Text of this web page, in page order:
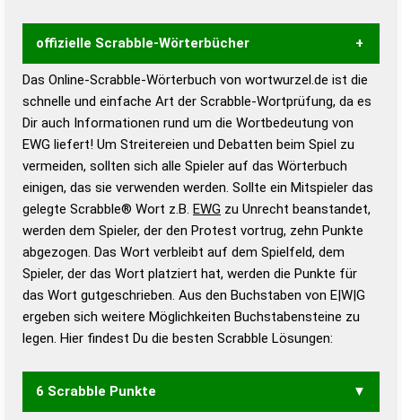
offizielle Scrabble-Wörterbücher
Wortwurzel liefert mit Hilfe eines semantischen
Wortanalyse-Algorithmus gute Anhaltspunkte zu
Wortbedeutung, Worttrennung und Wortform, um die
Gültigkeit eines Wortes für das Scrabble-Spiel zu
bestimmen!
zugelassene Turnier Scrabble-
Wörterbücher sind:
Duden – Standardwerk in 12 Bänden
Duden – Richtiges und gutes
Deutsch
Duden – Die deutsche Grammatik
Duden – Deutsches
Universalwörterbuch
Das Online-Scrabble-Wörterbuch von wortwurzel.de ist die
schnelle und einfache Art der Scrabble-Wortprüfung, da es
Dir auch Informationen rund um die Wortbedeutung von
EWG liefert! Um Streitereien und Debatten beim Spiel zu
vermeiden, sollten sich alle Spieler auf das Wörterbuch
einigen, das sie verwenden werden. Sollte ein Mitspieler das
gelegte Scrabble® Wort z.B. EWG zu Unrecht beanstandet,
werden dem Spieler, der den Protest vortrug, zehn Punkte
abgezogen. Das Wort verbleibt auf dem Spielfeld, dem
Spieler, der das Wort platziert hat, werden die Punkte für
das Wort gutgeschrieben. Aus den Buchstaben von E|W|G
ergeben sich weitere Möglichkeiten Buchstabensteine zu
legen. Hier findest Du die besten Scrabble Lösungen:
6 Scrabble Punkte